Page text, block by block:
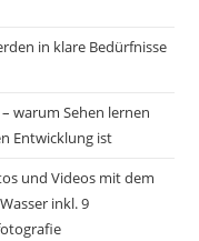
in klare Bedürfnisse
warum Sehen lernen
Entwicklung ist
und Videos mit dem
inkl. 9